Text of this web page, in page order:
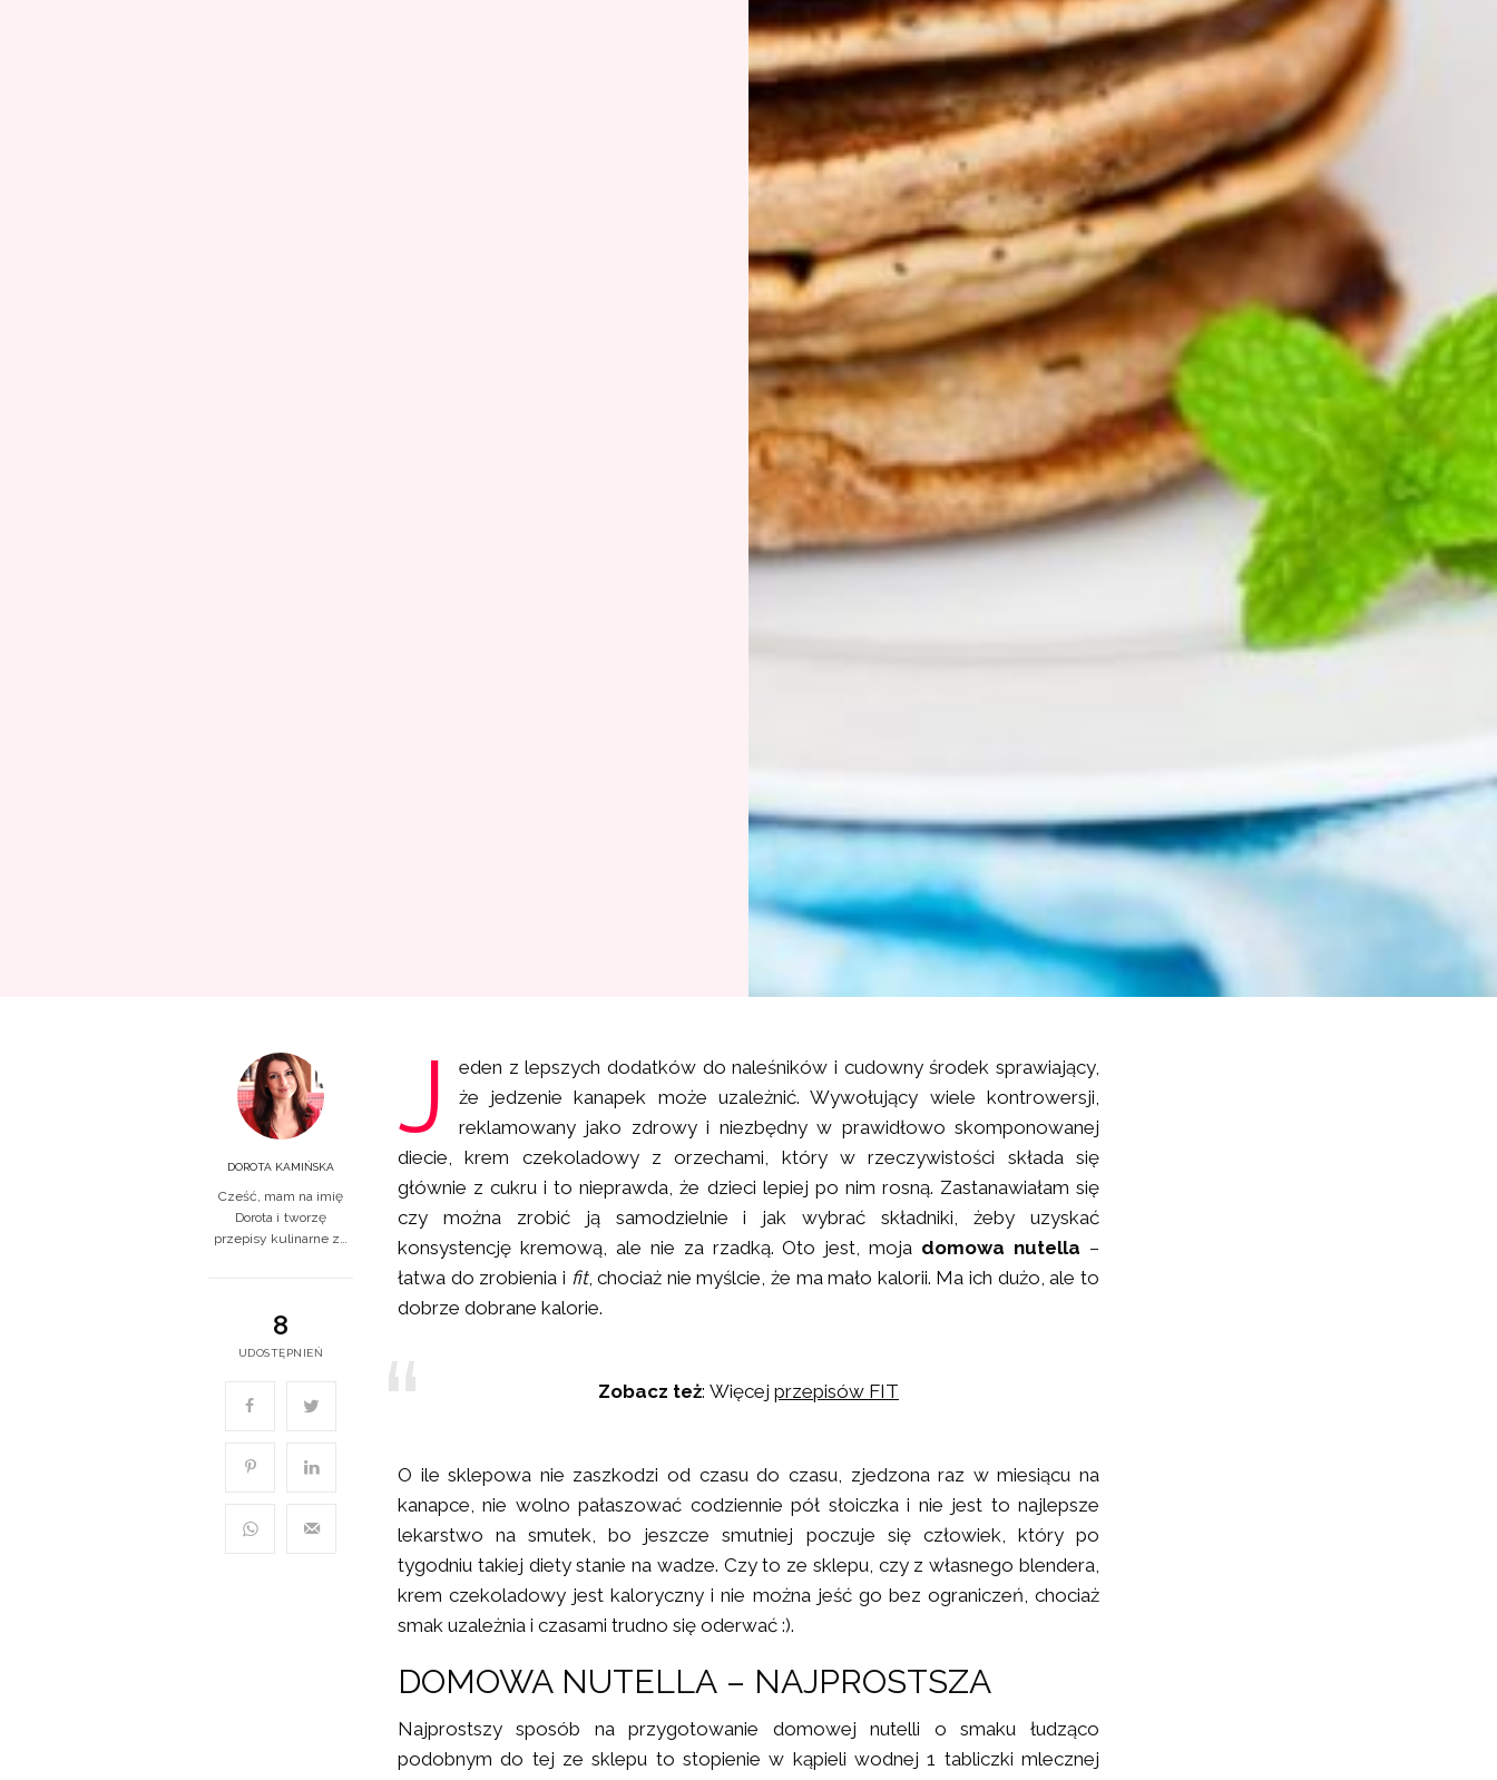
DOROTA KAMIŃSKA
Cześć, mam na imię
Dorota i tworzę
przepisy kulinarne z…
8
UDOSTĘPNIEŃ
J
eden z lepszych dodatków do naleśników i cudowny środek sprawiający,
że jedzenie kanapek może uzależnić. Wywołujący wiele kontrowersji,
reklamowany jako zdrowy i niezbędny w prawidłowo skomponowanej
diecie, krem czekoladowy z orzechami, który w rzeczywistości składa się
głównie z cukru i to nieprawda, że dzieci lepiej po nim rosną. Zastanawiałam się
czy można zrobić ją samodzielnie i jak wybrać składniki, żeby uzyskać
konsystencję kremową, ale nie za rzadką. Oto jest, moja domowa nutella –
łatwa do zrobienia i fit, chociaż nie myślcie, że ma mało kalorii. Ma ich dużo, ale to
dobrze dobrane kalorie.
Zobacz też: Więcejprzepisów FIT
O ile sklepowa nie zaszkodzi od czasu do czasu, zjedzona raz w miesiącu na
kanapce, nie wolno pałaszować codziennie pół słoiczka i nie jest to najlepsze
lekarstwo na smutek, bo jeszcze smutniej poczuje się człowiek, który po
tygodniu takiej diety stanie na wadze. Czy to ze sklepu, czy z własnego blendera,
krem czekoladowy jest kaloryczny i nie można jeść go bez ograniczeń, chociaż
smak uzależnia i czasami trudno się oderwać :).
DOMOWA NUTELLA – NAJPROSTSZA
Najprostszy sposób na przygotowanie domowej nutelli o smaku łudząco
podobnym do tej ze sklepu to stopienie w kąpieli wodnej 1 tabliczki mlecznej